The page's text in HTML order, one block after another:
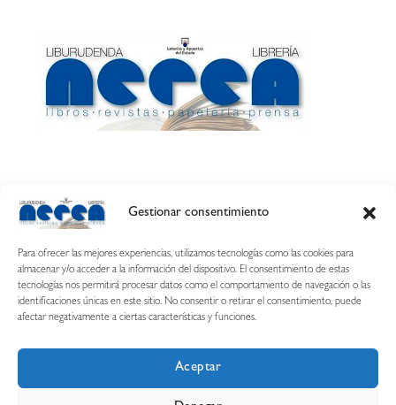
Gestionar consentimiento
Para ofrecer las mejores experiencias, utilizamos tecnologías como las cookies para
almacenar y/o acceder a la información del dispositivo. El consentimiento de estas
tecnologías nos permitirá procesar datos como el comportamiento de navegación o las
identificaciones únicas en este sitio. No consentir o retirar el consentimiento, puede
afectar negativamente a ciertas características y funciones.
Aceptar
Calle Esquíroz, 27
687 54 31 70
nerearetamonge@gmail.com